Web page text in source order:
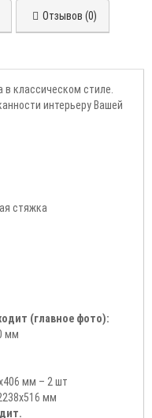
Отзывов (0)
классическом стиле.
интерьеру Вашей
стяжка
(главное фото):
мм
мм – 2 шт
мм